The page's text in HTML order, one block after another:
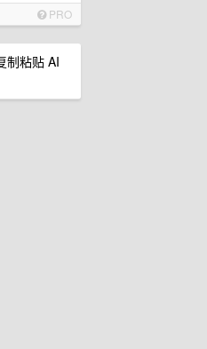
PRO
制粘贴 AI